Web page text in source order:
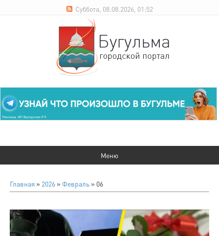
Суббота, 08.08.2026, 01:52
Главная » 2026 » Февраль » 06